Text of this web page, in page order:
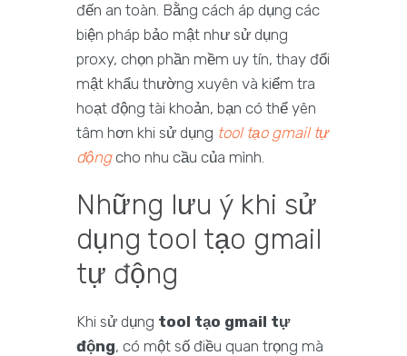
đến an toàn. Bằng cách áp dụng các
biện pháp bảo mật như sử dụng
proxy, chọn phần mềm uy tín, thay đổi
mật khẩu thường xuyên và kiểm tra
hoạt động tài khoản, bạn có thể yên
tâm hơn khi sử dụng tool tạo gmail tự
độngcho nhu cầu của mình.
Những lưu ý khi sử
dụng tool tạo gmail
tự động
Khi sử dụng tool tạo gmail tự
động, có một số điều quan trọng mà